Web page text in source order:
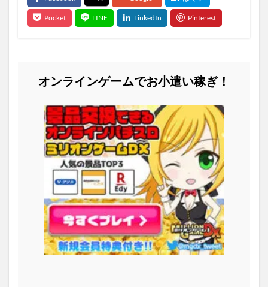
オンラインゲームでお小遣い稼ぎ！